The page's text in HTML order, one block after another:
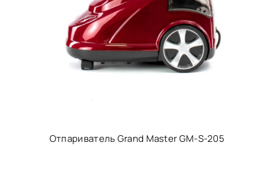
Отпариватель Grand Master GM-S-205